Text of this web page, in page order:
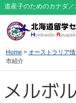
道産子のためのカナダ
Home > オーストラリア
市紹介
メルボ